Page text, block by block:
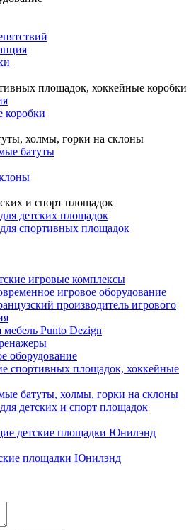
площадок, хоккейные коробки
коробки
холмы, горки на склоны
батуты
и спорт площадок
детских площадок
спортивных площадок
игровые комплексы
игровое оборудование
производитель игрового
мебель Punto Dezign
оборудование
спортивных площадок, хоккейные
батуты, холмы, горки на склоны
детских и спорт площадок
детские площадки Юнилэнд
площадки Юнилэнд